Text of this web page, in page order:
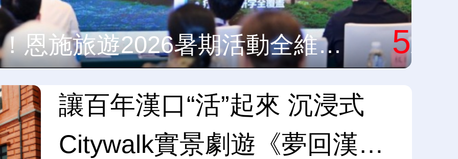
不累不堵不熱！恩施旅遊2026暑期活動全維升級 5/5
讓百年漢口“活”起來 沉浸式
Citywalk實景劇遊《夢回漢口